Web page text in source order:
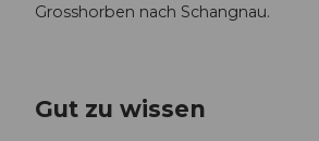
Grosshorben nach Schangnau.
Gut zu wissen